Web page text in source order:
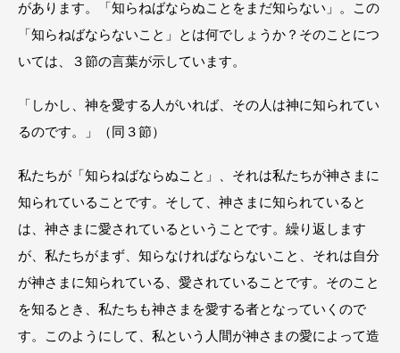
があります。「知らねばならぬことをまだ知らない」。この
「知らねばならないこと」とは何でしょうか？そのことにつ
いては、３節の言葉が示しています。
「しかし、神を愛する人がいれば、その人は神に知られてい
るのです。」（同３節）
私たちが「知らねばならぬこと」、それは私たちが神さまに
知られていることです。そして、神さまに知られていると
は、神さまに愛されているということです。繰り返します
が、私たちがまず、知らなければならないこと、それは自分
が神さまに知られている、愛されていることです。そのこと
を知るとき、私たちも神さまを愛する者となっていくので
す。このようにして、私という人間が神さまの愛によって造